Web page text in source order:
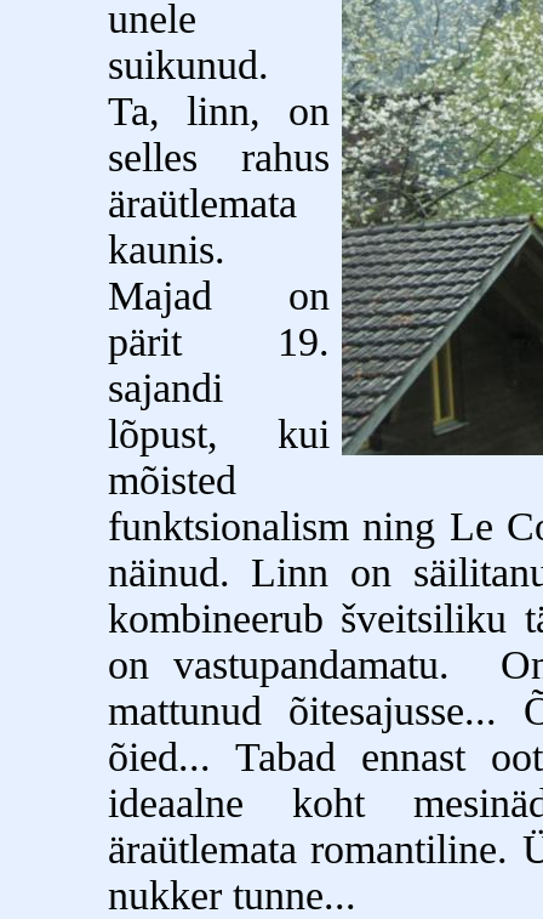
unele
suikunud.
Ta, linn, on
selles rahus
äraütlemata
kaunis.
Majad on
pärit 19.
sajandi
lõpust, kui
mõisted
funktsionalism ning Le
näinud. Linn on
kombineerub šveitsiliku
on vastupandamatu.
mattunud
õied... Tabad ennast
ideaalne koht
äraütlemata romantiline.
nukker tunne...